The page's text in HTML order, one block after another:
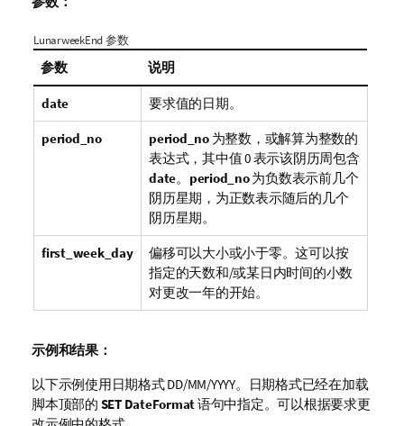
LunarweekEnd 参数
参数 说明
date 要求值的日期。
period_no period_no为整数，或解算为整数的
表达式，其中值 0 表示该阴历周包含
date。 period_no为负数表示前几个
阴历星期，为正数表示随后的几个
阴历星期。
first_week_day
偏移可以大小或小于零。这可以按
指定的天数和/或某日内时间的小数
对更改一年的开始。
示例和结果：
以下示例使用日期格式 DD/MM/YYYY。日期格式已经在加载
脚本顶部的 SET DateFormat语句中指定。可以根据要求更